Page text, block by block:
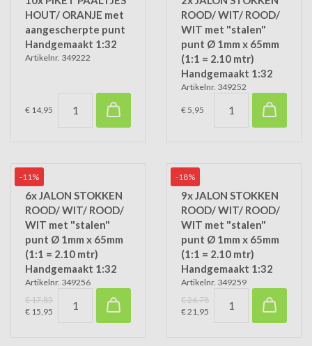
HOUT/ ORANJE met
aangescherpte punt
Handgemaakt 1:32
Artikelnr. 349222
€ 14,95
ROOD/ WIT/ ROOD/
WIT met "stalen"
punt Ø 1mm x 65mm
(1:1 = 2.10 mtr)
Handgemaakt 1:32
Artikelnr. 349252
€ 5,95
-11%
6x JALON STOKKEN
ROOD/ WIT/ ROOD/
WIT met "stalen"
punt Ø 1mm x 65mm
(1:1 = 2.10 mtr)
Handgemaakt 1:32
Artikelnr. 349256
€ 17,85
€ 15,95
-18%
9x JALON STOKKEN
ROOD/ WIT/ ROOD/
WIT met "stalen"
punt Ø 1mm x 65mm
(1:1 = 2.10 mtr)
Handgemaakt 1:32
Artikelnr. 349259
€ 26,78
€ 21,95